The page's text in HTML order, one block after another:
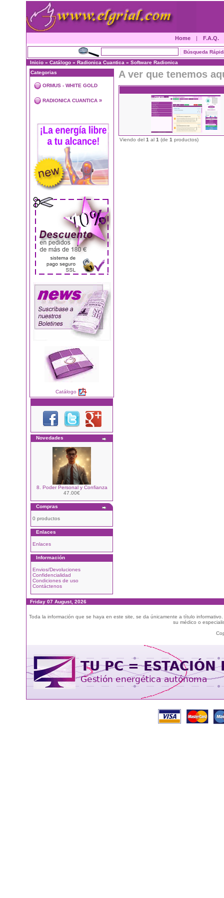
Home | F.A.Q.
Inicio » Catálogo » Radionica Cuantica » Software Radionica
Categorias
ORMUS - WHITE GOLD
RADIONICA CUANTICA »
Catálogo
Novedades
8. Poder Personal y Confianza
47.00€
Compras
0 productos
Enlaces
Enlaces
Información
Envios/Devoluciones
Confidencialidad
Condiciones de uso
Contáctenos
A ver que tenemos
Viendo del 1 al 1 (de 1 productos)
Friday 07 August, 2026
Toda la información que se haya en este site, se da únicamente a título
su médico o